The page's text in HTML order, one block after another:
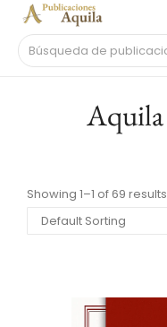
Aquila
Showing 1–1 of 69 results